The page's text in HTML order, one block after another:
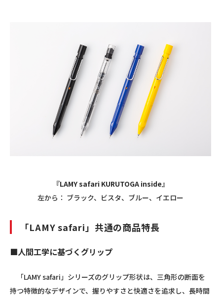
『LAMY safari KURUTOGA inside』
左から： ブラック、ビスタ、ブルー、イエロー
「LAMY safari」共通の商品特長
■人間工学に基づくグリップ
「LAMY safari」シリーズのグリップ形状は、三角形の断面を
持つ特徴的なデザインで、握りやすさと快適さを追求し、長時間